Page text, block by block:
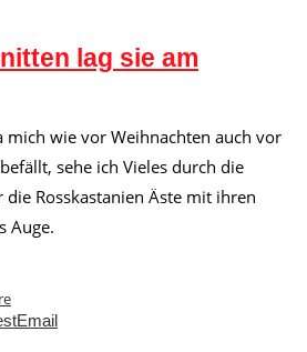
lag sie am
mich wie vor Weihnachten auch vor
sehe ich Vieles durch die
Rosskastanien Äste mit ihren
Auge.
Email